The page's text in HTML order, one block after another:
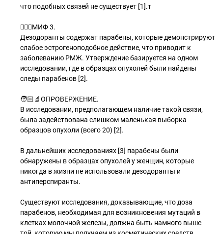
что подобных связей не существует [1].т
🧝🏽‍♂МИФ 3.
Дезодоранты содержат парабены, которые демонстрируют
слабое эстрогеноподобное действие, что приводит к
заболеванию РМЖ. Утверждение базируется на одном
исследовании, где в образцах опухолей были найдены
следы парабенов [2].
🧑🏻‍🔬ОПРОВЕРЖЕНИЕ.
В исследовании, предполагающем наличие такой связи,
была задействована слишком маленькая выборка
образцов опухоли (всего 20) [2].
В дальнейших исследованиях [3] парабены были
обнаружены в образцах опухолей у женщин, которые
никогда в жизни не использовали дезодоранты и
антиперспиранты.
Существуют исследования, доказывающие, что доза
парабенов, необходимая для возникновения мутаций в
клетках молочной железы, должна быть намного выше